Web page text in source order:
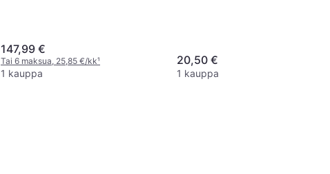
147,99 €
Tai 6 maksua, 25,85 €/kk¹
1 kauppa
20,50 €
1 kauppa